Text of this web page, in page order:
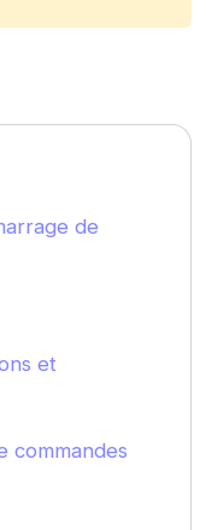
de
et
commandes